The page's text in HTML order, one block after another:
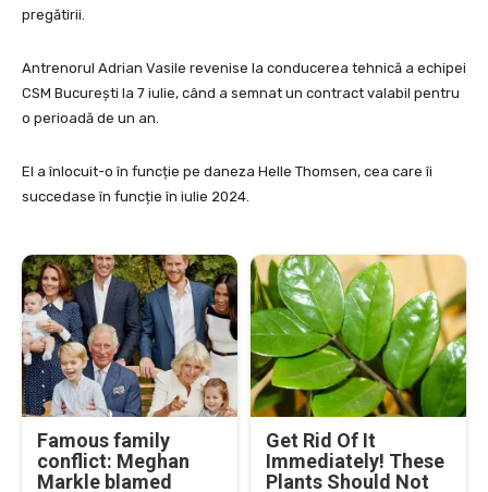
pregătirii.
Antrenorul Adrian Vasile revenise la conducerea tehnică a echipei
CSM București la 7 iulie, când a semnat un contract valabil pentru
o perioadă de un an.
El a înlocuit-o în funcție pe daneza Helle Thomsen, cea care îi
succedase în funcție în iulie 2024.
Famous family
conflict: Meghan
Markle blamed
Get Rid Of It
Immediately! These
Plants Should Not